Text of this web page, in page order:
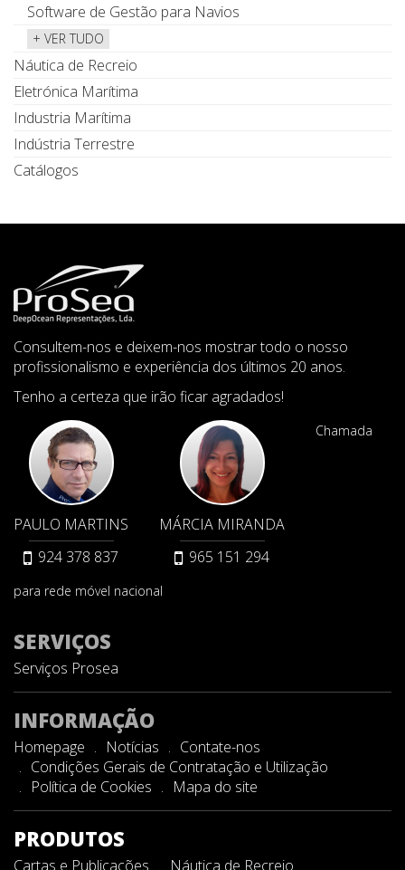
Software de Gestão para Navios
+ VER TUDO
Náutica de Recreio
Eletrónica Marítima
Industria Marítima
Indústria Terrestre
Catálogos
Consultem-nos e deixem-nos mostrar todo o nosso
profissionalismo e experiência dos últimos 20 anos.
Tenho a certeza que irão ficar agradados!
PAULO MARTINS
924 378 837
MÁRCIA MIRANDA
965 151 294
Chamada
para rede móvel nacional
SERVIÇOS
Serviços Prosea
INFORMAÇÃO
Homepage Notícias
Contate-nos
Condições Gerais de Contratação e Utilização
Política de Cookies
Mapa do site
PRODUTOS
Cartas e Publicações Náutica de Recreio